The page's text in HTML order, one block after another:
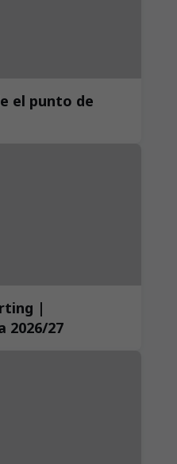
el punto de
|
2026/27